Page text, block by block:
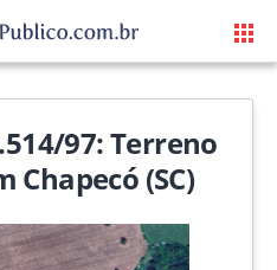
97: Terreno
Chapecó (SC)